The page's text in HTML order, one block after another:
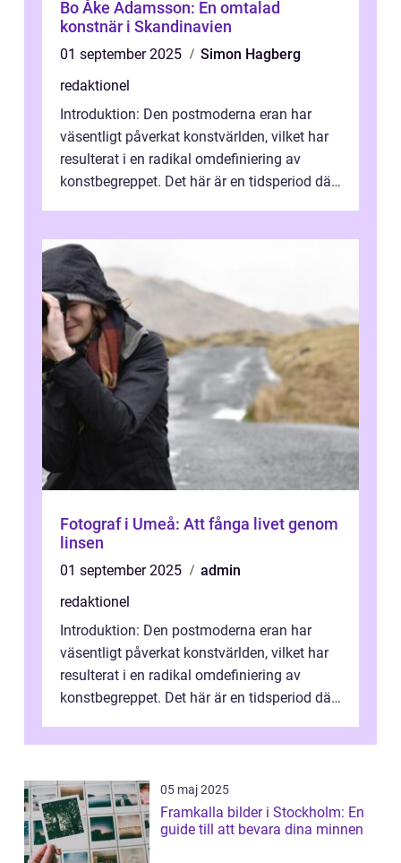
Bo Åke Adamsson: En omtalad
konstnär i Skandinavien
01 september 2025
Simon Hagberg
redaktionel
Introduktion: Den postmoderna eran har
väsentligt påverkat konstvärlden, vilket har
resulterat i en radikal omdefiniering av
konstbegreppet. Det här är en tidsperiod där
Fotograf i Umeå: Att fånga livet genom
linsen
01 september 2025
admin
redaktionel
Introduktion: Den postmoderna eran har
väsentligt påverkat konstvärlden, vilket har
resulterat i en radikal omdefiniering av
konstbegreppet. Det här är en tidsperiod där
05 maj 2025
Framkalla bilder i Stockholm: En
guide till att bevara dina minnen